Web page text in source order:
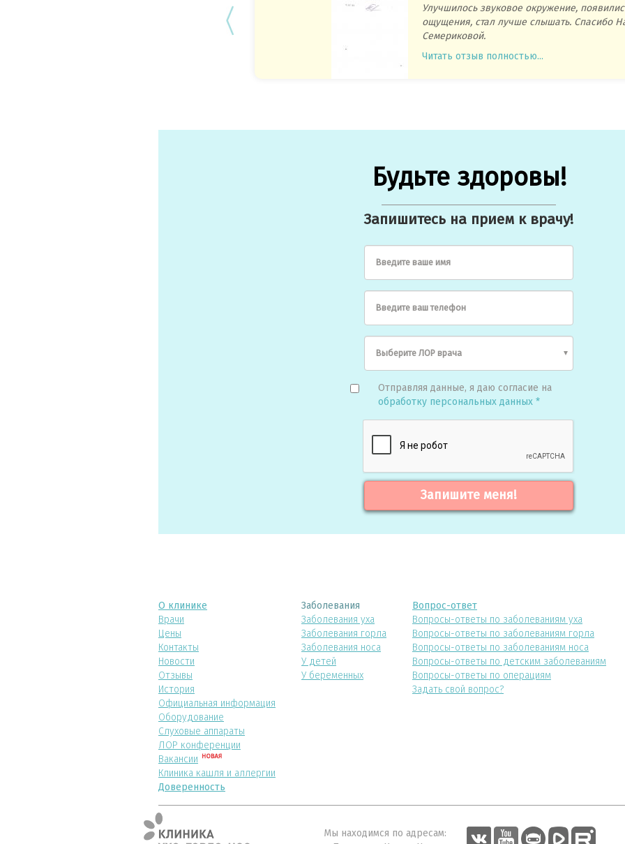
Улучшилось звуковое окружение,
ощущения, стал лучше слышать. Спасибо
Семериковой.
Читать отзыв полностью...
Будьте здоровы!
Запишитесь на прием к врачу!
Введите ваше имя
Введите ваш телефон
Отправляя данные, я даю согласие на
обработку персональных данных *
Запишите меня!
О клинике
Врачи
Цены
Контакты
Новости
Отзывы
История
Официальная информация
Оборудование
Слуховые аппараты
ЛОР конференции
Вакансии
Клиника кашля и аллергии
Заболевания
Заболевания уха
Заболевания горла
Заболевания носа
У детей
У беременных
Вопрос-ответ
Вопросы-ответы по заболеваниям уха
Вопросы-ответы по заболеваниям горла
Вопросы-ответы по заболеваниям носа
Вопросы-ответы по детским заболеваниям
Вопросы-ответы по операциям
Задать свой вопрос?
Доверенность
Мы находимся по адресам: